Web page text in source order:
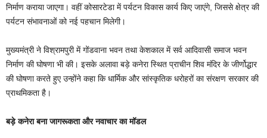
निर्माण कराया जाएगा। वहीं कोसारटेडा में पर्यटन विकास कार्य किए जाएंगे, जिससे क्षेत्र की
पर्यटन संभावनाओं को नई पहचान मिलेगी।
मुख्यमंत्री ने विश्रामपुरी में गोंडवाना भवन तथा केशकाल में सर्व आदिवासी समाज भवन
निर्माण की घोषणा भी की। इसके अलावा बड़े कनेरा स्थित प्राचीन शिव मंदिर के जीर्णोद्धार
की घोषणा करते हुए उन्होंने कहा कि धार्मिक और सांस्कृतिक धरोहरों का संरक्षण सरकार की
प्राथमिकता है।
बड़े कनेरा बना जागरूकता और नवाचार का मॉडल